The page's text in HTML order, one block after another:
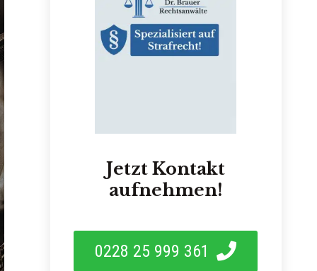
Jetzt Kontakt
aufnehmen!
0228 25 999 361